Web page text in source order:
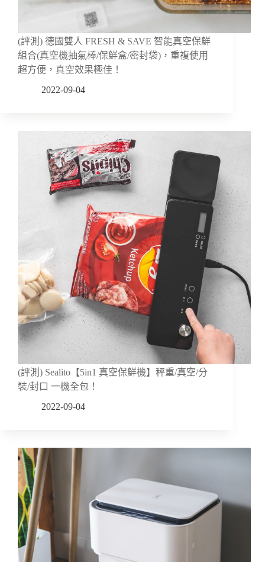
(評測) 德國雙人 FRESH & SAVE 智能真空保鮮
組合(真空機抽氣棒/保鮮盒/密封袋)，重複使用
超方便，真空效果極佳！
2022-09-04
(評測) Sealito【5in1 真空保鮮機】秤重/真空/分
裝/封口 一機全包！
2022-09-04